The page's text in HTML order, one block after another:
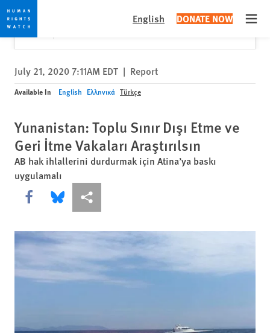
Skip
to
cookie
privacy
notice
Skip
to
main
content
English DONATE NOW
Would you like to read this page in English?
Yes
✕
July 21, 2020 7:11AM EDT | Report
Available In English Ελληνικά Türkçe
Yunanistan: Toplu Sınır Dışı Etme ve
Geri İtme Vakaları Araştırılsın
AB hak ihlallerini durdurmak için Atina’ya baskı
uygulamalı
Share this via Facebook
Share this via Bluesky
More sharing options